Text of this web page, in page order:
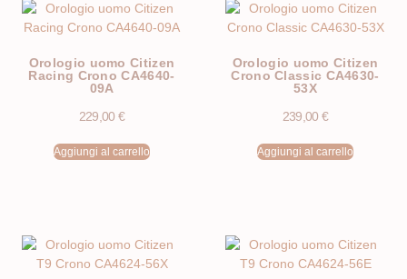
Orologio uomo Citizen
Racing Crono CA4640-
09A
229,00 €
Aggiungi al carrello
Orologio uomo Citizen
Crono Classic CA4630-
53X
239,00 €
Aggiungi al carrello